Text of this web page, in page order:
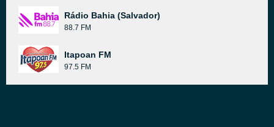
Rádio Bahia (Salvador)
88.7 FM
Itapoan FM
97.5 FM